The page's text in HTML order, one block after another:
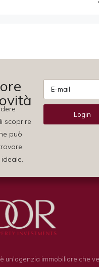
scoprire
può
Login
un'agenzia immobiliare che